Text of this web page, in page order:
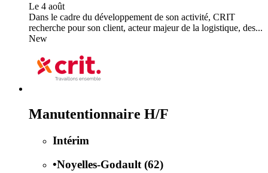
Le 4 août
Dans le cadre du développement de son activité, CRIT
recherche pour son client, acteur majeur de la logistique, des...
New
Manutentionnaire H/F
Intérim
•Noyelles-Godault (62)